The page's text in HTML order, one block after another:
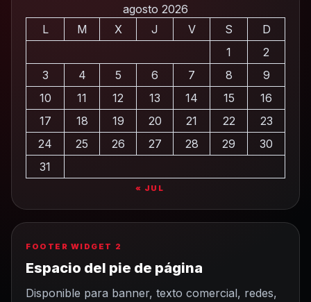
agosto 2026
L
M X J V S
D
1
2
3
4 5 6 7 8
9
10
11 12 13 14 15
16
17
18 19 20 21 22
23
24
25 26 27 28 29
30
31
« JUL
FOOTER WIDGET 2
Espacio del pie de página
Disponible para banner, texto comercial, redes,